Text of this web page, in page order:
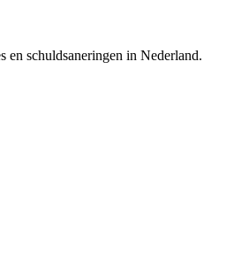
en schuldsaneringen in Nederland.